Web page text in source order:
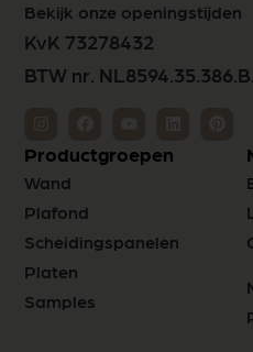
Bekijk onze openingstijden
KvK 73278432
BTW nr.
Productgroepen
Wand
Plafond
Scheidingspanelen
Platen
Samples